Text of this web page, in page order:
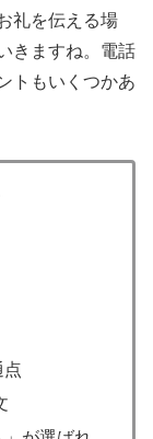
礼を伝える場
きますね。電話
トもいくつかあ
点